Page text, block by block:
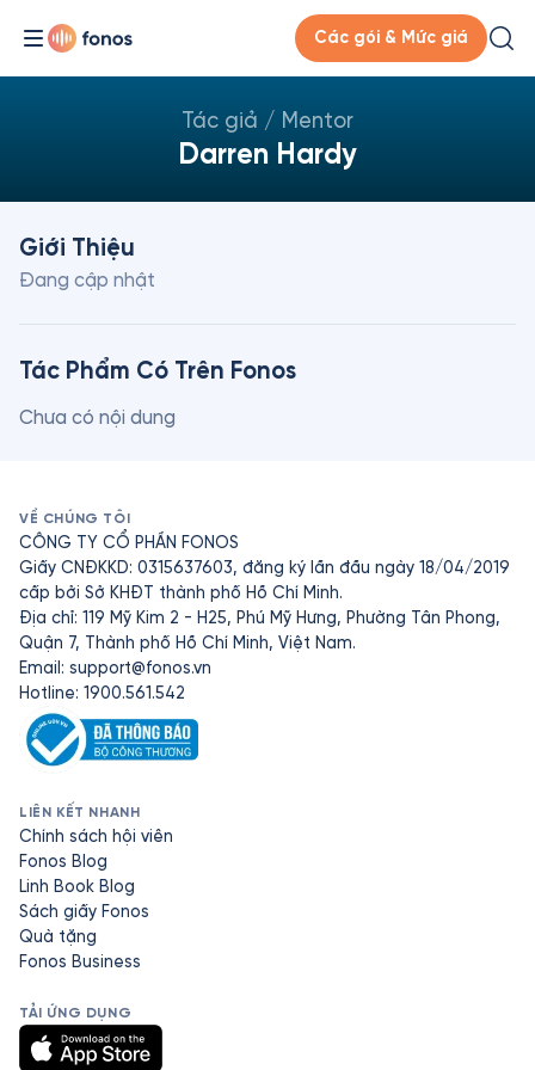
Các gói & Mức giá
Tác giả / Mentor
Darren Hardy
Giới Thiệu
Đang cập nhật
Tác Phẩm Có Trên Fonos
Chưa có nội dung
VỀ CHÚNG TÔI
CÔNG TY CỔ PHẦN FONOS
Giấy CNĐKKD: 0315637603, đăng ký lần đầu ngày 18/04/2019
cấp bởi Sở KHĐT thành phố Hồ Chí Minh.
Địa chỉ: 119 Mỹ Kim 2 - H25, Phú Mỹ Hưng, Phường Tân Phong,
Quận 7, Thành phố Hồ Chí Minh, Việt Nam.
Email: support@fonos.vn
Hotline: 1900.561.542
LIÊN KẾT NHANH
Chính sách hội viên
Fonos Blog
Linh Book Blog
Sách giấy Fonos
Quà tặng
Fonos Business
TẢI ỨNG DỤNG